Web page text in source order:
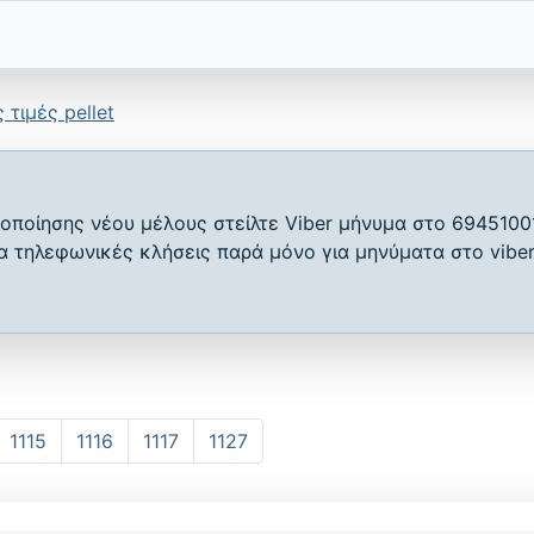
τιμές pellet
νέου μέλους στείλτε Viber μήνυμα στο
τηλεφωνικές κλήσεις παρά μόνο για μηνύματα στο
1115 1116 1117 1127